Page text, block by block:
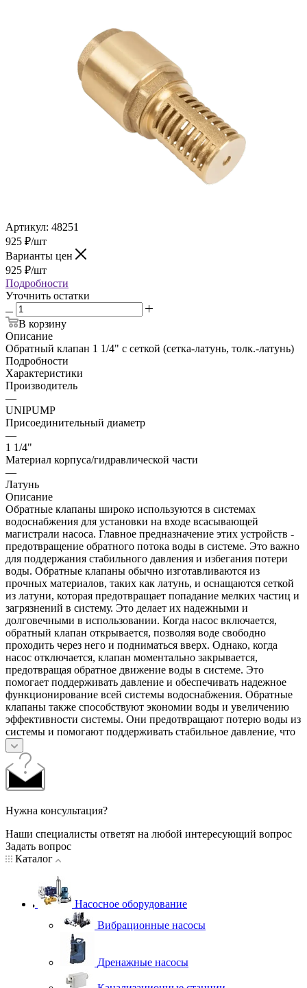
Артикул: 48251
925 ₽/шт
Варианты цен
925 ₽/шт
Подробности
Уточнить остатки
В корзину
Описание
Обратный клапан 1 1/4" с сеткой (сетка-латунь, толк.-латунь)
Подробности
Характеристики
Производитель
—
UNIPUMP
Присоединительный диаметр
—
1 1/4"
Материал корпуса/гидравлической части
—
Латунь
Описание
Обратные клапаны широко используются в системах
водоснабжения для установки на входе всасывающей
магистрали насоса. Главное предназначение этих устройств -
предотвращение обратного потока воды в системе. Это важно
для поддержания стабильного давления и избегания потери
воды. Обратные клапаны обычно изготавливаются из
прочных материалов, таких как латунь, и оснащаются сеткой
из латуни, которая предотвращает попадание мелких частиц и
загрязнений в систему. Это делает их надежными и
долговечными в использовании. Когда насос включается,
обратный клапан открывается, позволяя воде свободно
проходить через него и подниматься вверх. Однако, когда
насос отключается, клапан моментально закрывается,
предотвращая обратное движение воды в системе. Это
помогает поддерживать давление и обеспечивать надежное
функционирование всей системы водоснабжения. Обратные
клапаны также способствуют экономии воды и увеличению
эффективности системы. Они предотвращают потерю воды из
системы и помогают поддерживать стабильное давление, что
Нужна консультация?
Наши специалисты ответят на любой интересующий вопрос
Задать вопрос
Каталог
Насосное оборудование
Вибрационные насосы
Дренажные насосы